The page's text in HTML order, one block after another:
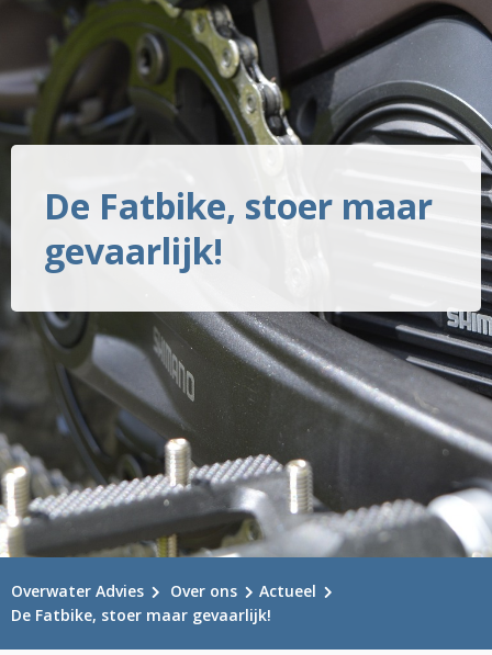
De Fatbike, stoer maar
gevaarlijk!
Overwater Advies Over ons
Actueel
De Fatbike, stoer maar gevaarlijk!